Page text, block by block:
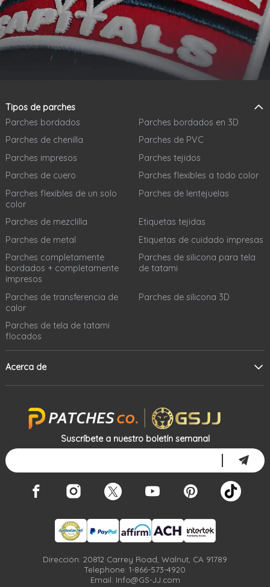
Dirección: 20812 Carrey Road, Walnut, CA 91789
Telephone: 1-866-573-4920
Email: Info@GS-JJ.com
Tipos de parches
Parches bordados
Parches bordados en 3D
Parches de chenilla
Parches de PVC
Parches impresos
Parches tejidos
Parches de cuero
Parches flexibles a todo color
Parches flexibles de un solo
color
Parches de lentejuelas
Parches de mezclilla
Etiquetas tejidas
Parches de metal
Etiquetas de cuidado impresas
Parches completamente
bordados + completamente
impresos
Parches de silicona para tela
de tatami
Parches de transferencia de
calor
Parches de silicona 3D
Parches de tela de tatami
flocados
Acerca de
Suscríbete a nuestro boletín semanal